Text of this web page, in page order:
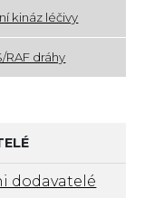
kináz léčivy
RAF dráhy
dodavatelé